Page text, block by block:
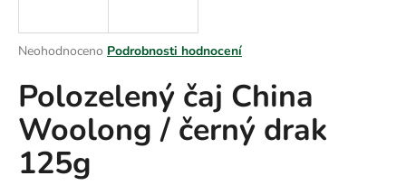
Průměrné
produktu
je
0,0
5
hvězdiček.
Neohodnoceno Podrobnosti hodnocení
Polozelený čaj China
Woolong / černý drak
125g
j
t
?